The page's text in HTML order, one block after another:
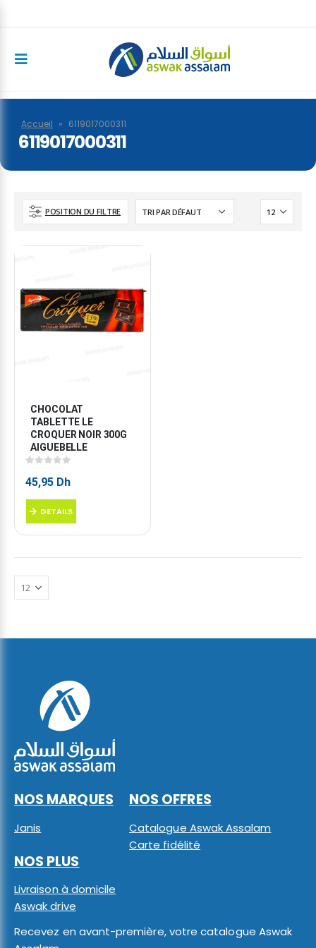
Accueil » 6119017000311
6119017000311
POSITION DU FILTRE
CHOCOLAT
TABLETTE LE
CROQUER NOIR 300G
AIGUEBELLE
45,95 Dh
DETAILS
NOS MARQUES
Janis
NOS OFFRES
Catalogue Aswak Assalam
Carte fidélité
NOS PLUS
Livraison à domicile
Aswak drive
Recevez en avant-première, votre catalogue Aswak